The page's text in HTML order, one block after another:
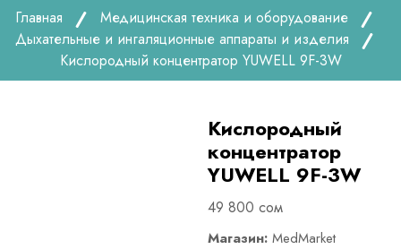
Главная
Медицинская техника и оборудование
Дыхательные и ингаляционные аппараты и изделия
Кислородный концентратор YUWELL 9F-3W
Кислородный
концентратор
YUWELL 9F-3W
49 800 сом
Магазин: MedMarket